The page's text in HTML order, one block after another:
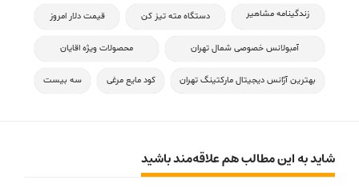
زندگینامه مشاهیر دستگاه مته تیز کن قیمت دلار امروز
آمبولانس خصوصی شمال تهران محصولات ویژه اقایان
بهترین آژانس دیجیتال مارکتینگ تهران کود مایع مرغی سه بیست
شاید به این مطالب هم علاقه‌مند باشید